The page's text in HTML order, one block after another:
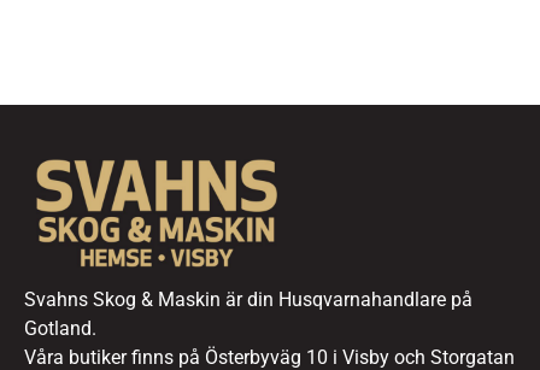
Svahns Skog & Maskin är din Husqvarnahandlare på
Gotland.
Våra butiker finns på Österbyväg 10 i Visby och Storgatan